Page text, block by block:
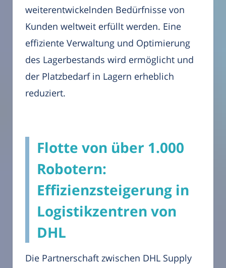
weiterentwickelnden Bedürfnisse von
Kunden weltweit erfüllt werden. Eine
effiziente Verwaltung und Optimierung
des Lagerbestands wird ermöglicht und
der Platzbedarf in Lagern erheblich
reduziert.
Flotte von über 1.000
Robotern:
Effizienzsteigerung in
Logistikzentren von
DHL
Die Partnerschaft zwischen DHL Supply